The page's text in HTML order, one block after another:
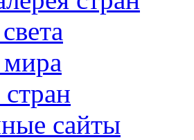
сайты